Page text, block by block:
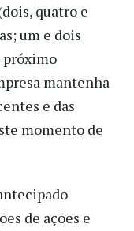
quatro e
um e dois
próximo
mantenha
e das
momento de
de ações e